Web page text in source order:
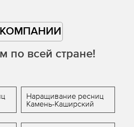
по всей стране!
Наращивание ресниц
Камень-Каширский